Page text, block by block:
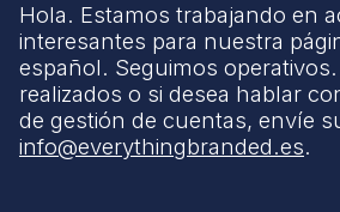
Hola. Estamos trabajando en
interesantes para nuestra
español. Seguimos operativos.
realizados o si desea hablar
de gestión de cuentas, envíe
info@everythingbranded.es.